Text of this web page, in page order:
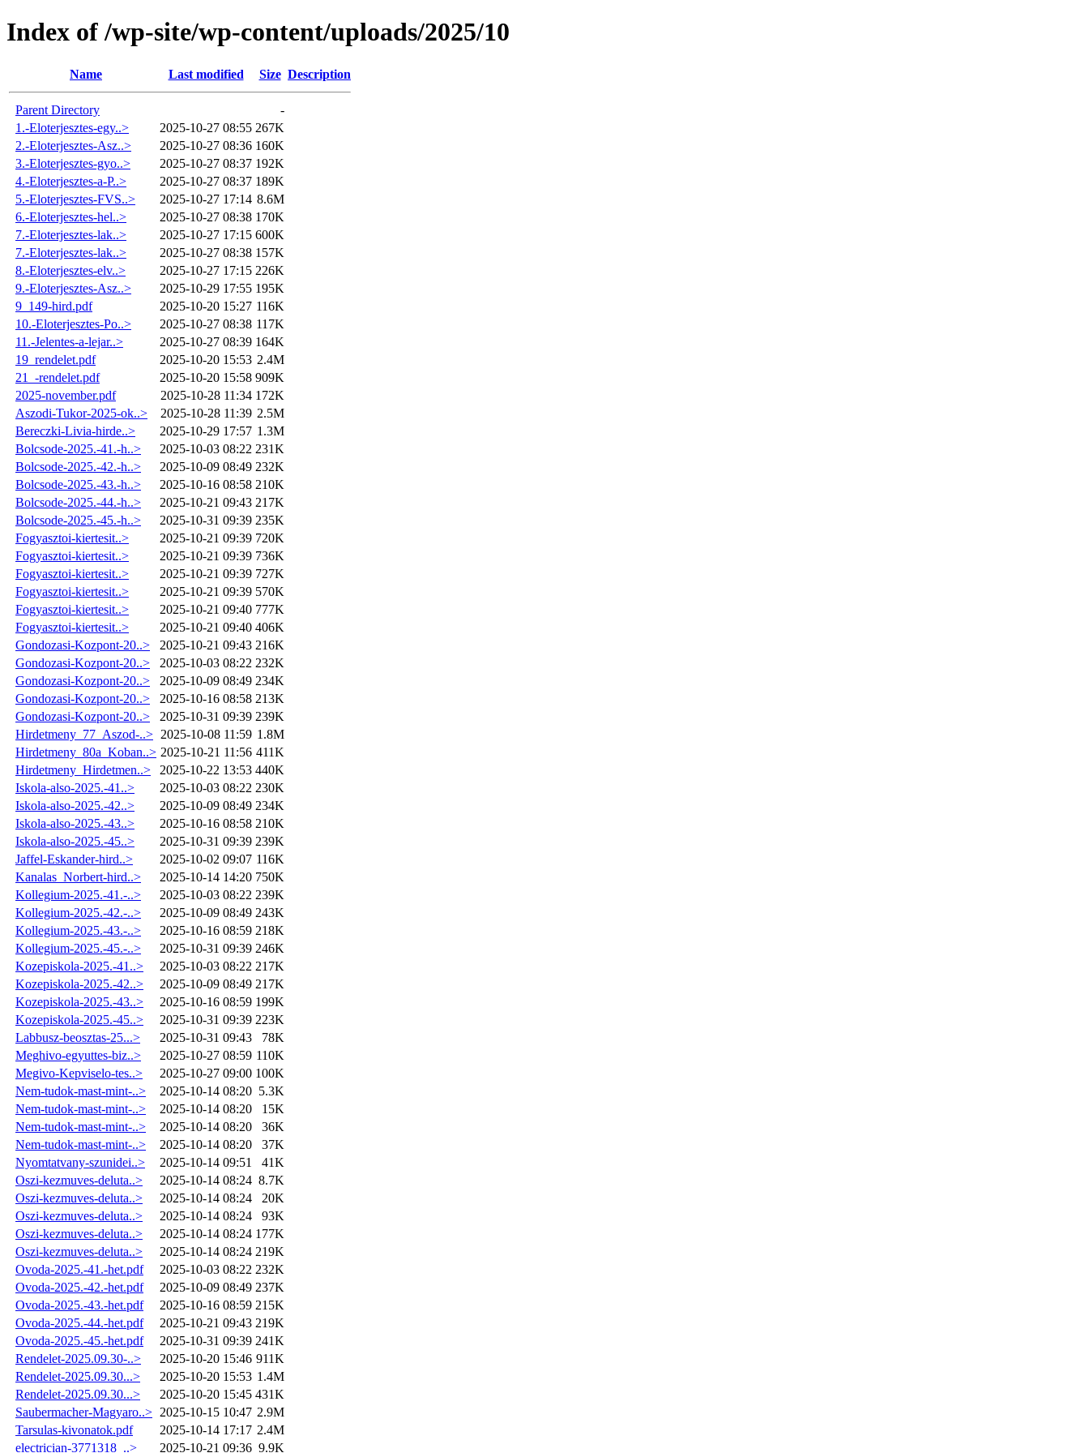
Index of /wp-site/wp-content/uploads/2025/10
Name Last modified Size Description
Parent Directory
-
1.-Eloterjesztes-egy..>
2025-10-27 08:55 267K
2.-Eloterjesztes-Asz..>
2025-10-27 08:36 160K
3.-Eloterjesztes-gyo..>
2025-10-27 08:37 192K
4.-Eloterjesztes-a-P..>
2025-10-27 08:37 189K
5.-Eloterjesztes-FVS..>
2025-10-27 17:14 8.6M
6.-Eloterjesztes-hel..>
2025-10-27 08:38 170K
7.-Eloterjesztes-lak..>
2025-10-27 17:15 600K
7.-Eloterjesztes-lak..>
2025-10-27 08:38 157K
8.-Eloterjesztes-elv..>
2025-10-27 17:15 226K
9.-Eloterjesztes-Asz..>
2025-10-29 17:55 195K
9_149-hird.pdf
2025-10-20 15:27 116K
10.-Eloterjesztes-Po..>
2025-10-27 08:38 117K
11.-Jelentes-a-lejar..>
2025-10-27 08:39 164K
19_rendelet.pdf
2025-10-20 15:53 2.4M
21_-rendelet.pdf
2025-10-20 15:58 909K
2025-november.pdf
2025-10-28 11:34 172K
Aszodi-Tukor-2025-ok..>
2025-10-28 11:39 2.5M
Bereczki-Livia-hirde..>
2025-10-29 17:57 1.3M
Bolcsode-2025.-41.-h..>
2025-10-03 08:22 231K
Bolcsode-2025.-42.-h..>
2025-10-09 08:49 232K
Bolcsode-2025.-43.-h..>
2025-10-16 08:58 210K
Bolcsode-2025.-44.-h..>
2025-10-21 09:43 217K
Bolcsode-2025.-45.-h..>
2025-10-31 09:39 235K
Fogyasztoi-kiertesit..>
2025-10-21 09:39 720K
Fogyasztoi-kiertesit..>
2025-10-21 09:39 736K
Fogyasztoi-kiertesit..>
2025-10-21 09:39 727K
Fogyasztoi-kiertesit..>
2025-10-21 09:39 570K
Fogyasztoi-kiertesit..>
2025-10-21 09:40 777K
Fogyasztoi-kiertesit..>
2025-10-21 09:40 406K
Gondozasi-Kozpont-20..>
2025-10-21 09:43 216K
Gondozasi-Kozpont-20..>
2025-10-03 08:22 232K
Gondozasi-Kozpont-20..>
2025-10-09 08:49 234K
Gondozasi-Kozpont-20..>
2025-10-16 08:58 213K
Gondozasi-Kozpont-20..>
2025-10-31 09:39 239K
Hirdetmeny_77_Aszod-..> 2025-10-08 11:59 1.8M
Hirdetmeny_80a_Koban..> 2025-10-21 11:56 411K
Hirdetmeny_Hirdetmen..>
2025-10-22 13:53 440K
Iskola-also-2025.-41..>
2025-10-03 08:22 230K
Iskola-also-2025.-42..>
2025-10-09 08:49 234K
Iskola-also-2025.-43..>
2025-10-16 08:58 210K
Iskola-also-2025.-45..>
2025-10-31 09:39 239K
Jaffel-Eskander-hird..>
2025-10-02 09:07 116K
Kanalas_Norbert-hird..>
2025-10-14 14:20 750K
Kollegium-2025.-41.-..>
2025-10-03 08:22 239K
Kollegium-2025.-42.-..>
2025-10-09 08:49 243K
Kollegium-2025.-43.-..>
2025-10-16 08:59 218K
Kollegium-2025.-45.-..>
2025-10-31 09:39 246K
Kozepiskola-2025.-41..>
2025-10-03 08:22 217K
Kozepiskola-2025.-42..>
2025-10-09 08:49 217K
Kozepiskola-2025.-43..>
2025-10-16 08:59 199K
Kozepiskola-2025.-45..>
2025-10-31 09:39 223K
Labbusz-beosztas-25...>
2025-10-31 09:43
78K
Meghivo-egyuttes-biz..>
2025-10-27 08:59 110K
Megivo-Kepviselo-tes..>
2025-10-27 09:00 100K
Nem-tudok-mast-mint-..>
2025-10-14 08:20 5.3K
Nem-tudok-mast-mint-..>
2025-10-14 08:20
15K
Nem-tudok-mast-mint-..>
2025-10-14 08:20
36K
Nem-tudok-mast-mint-..>
2025-10-14 08:20
37K
Nyomtatvany-szunidei..>
2025-10-14 09:51
41K
Oszi-kezmuves-deluta..>
2025-10-14 08:24 8.7K
Oszi-kezmuves-deluta..>
2025-10-14 08:24
20K
Oszi-kezmuves-deluta..>
2025-10-14 08:24
93K
Oszi-kezmuves-deluta..>
2025-10-14 08:24 177K
Oszi-kezmuves-deluta..>
2025-10-14 08:24 219K
Ovoda-2025.-41.-het.pdf
2025-10-03 08:22 232K
Ovoda-2025.-42.-het.pdf
2025-10-09 08:49 237K
Ovoda-2025.-43.-het.pdf
2025-10-16 08:59 215K
Ovoda-2025.-44.-het.pdf
2025-10-21 09:43 219K
Ovoda-2025.-45.-het.pdf
2025-10-31 09:39 241K
Rendelet-2025.09.30-..>
2025-10-20 15:46 911K
Rendelet-2025.09.30...>
2025-10-20 15:53 1.4M
Rendelet-2025.09.30...>
2025-10-20 15:45 431K
Saubermacher-Magyaro..> 2025-10-15 10:47 2.9M
Tarsulas-kivonatok.pdf
2025-10-14 17:17 2.4M
electrician-3771318_..>
2025-10-21 09:36 9.9K